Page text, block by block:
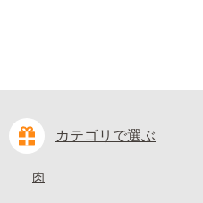
カテゴリで選ぶ
肉